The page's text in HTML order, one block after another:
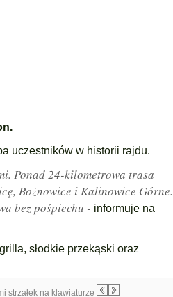
uczestników w historii rajdu.
Ponad 24-kilometrowa trasa
Bożnowice i Kalinowice Górne.
bez pośpiechu - informuje na
słodkie przekąski oraz
strzałek na klawiaturze